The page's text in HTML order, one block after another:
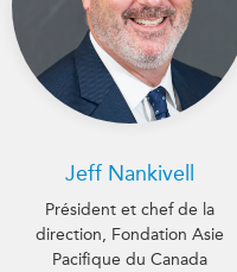
Jeff Nankivell
Président et chef de la
direction, Fondation Asie
Pacifique du Canada